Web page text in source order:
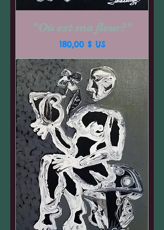
"Où est ma fleur?"
Prix
180,00 $ US